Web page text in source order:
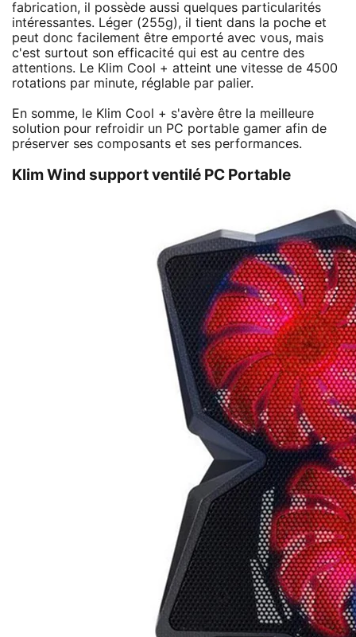
fabrication, il possède aussi quelques particularités
intéressantes. Léger (255g), il tient dans la poche et
peut donc facilement être emporté avec vous, mais
c'est surtout son efficacité qui est au centre des
attentions. Le Klim Cool + atteint une vitesse de 4500
rotations par minute, réglable par palier.
En somme, le Klim Cool + s'avère être la meilleure
solution pour refroidir un PC portable gamer afin de
préserver ses composants et ses performances.
Klim Wind support ventilé PC Portable